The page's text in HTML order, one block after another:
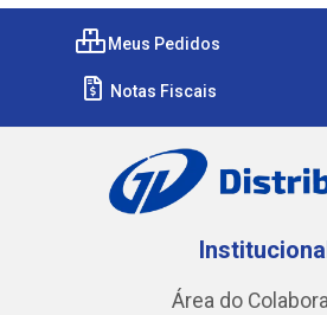
Meus Pedidos
Notas Fiscais
Área do